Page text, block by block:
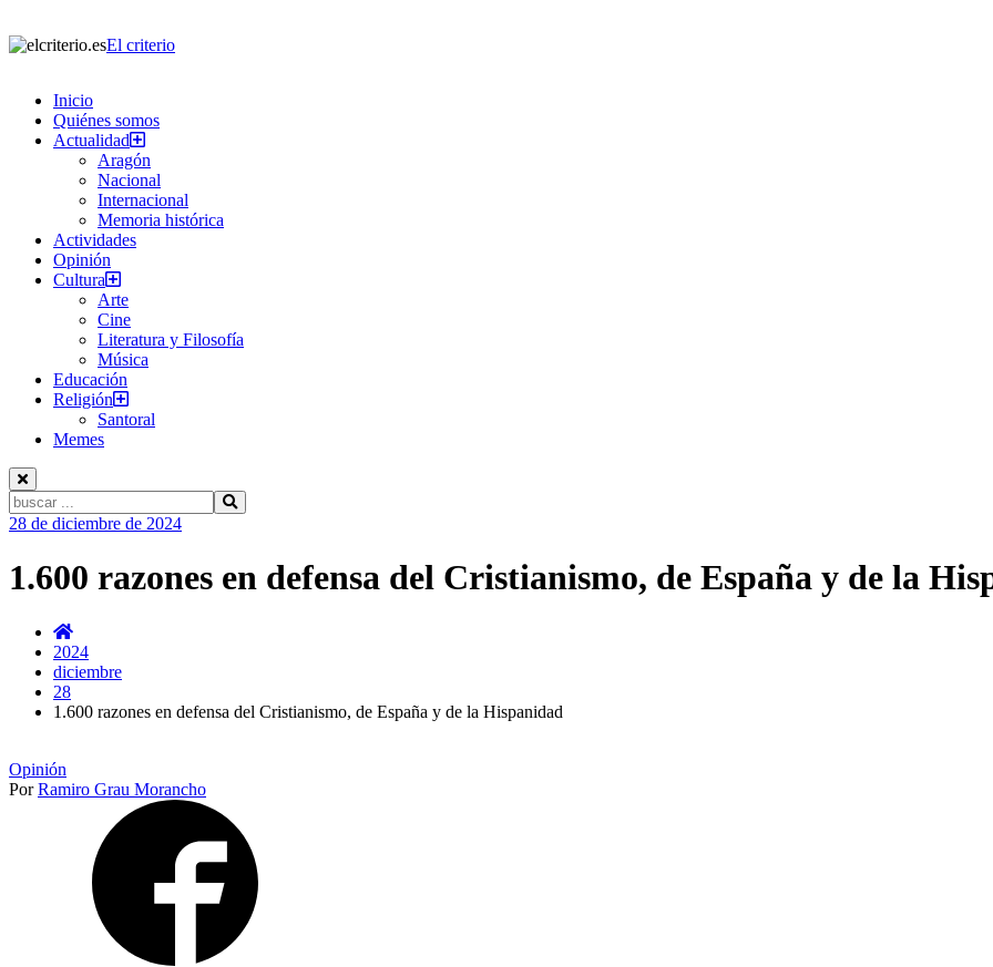
El criterio
Inicio
Quiénes somos
Actualidad
Aragón
Nacional
Internacional
Memoria histórica
Actividades
Opinión
Cultura
Arte
Cine
Literatura y Filosofía
Música
Educación
Religión
Santoral
Memes
Buscar:
Ir
contenido
28 de diciembre de 2024
1.600 razones en defensa del Cristianismo, de España y de la
2024
diciembre
28
1.600 razones en defensa del Cristianismo, de España y de la Hispanidad
Opinión
PorRamiro Grau Morancho